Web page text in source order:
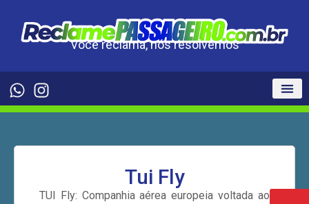
Você reclama, nós resolvemos
Tui Fly
TUI Fly: Companhia aérea europeia voltada ao